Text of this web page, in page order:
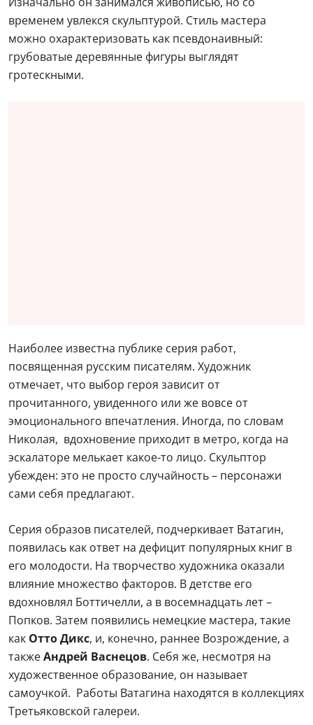
временем увлекся скульптурой. Стиль мастера
можно охарактеризовать как псевдонаивный:
грубоватые деревянные фигуры выглядят
гротескными.
Наиболее известна публике серия работ,
посвященная русским писателям. Художник
отмечает, что выбор героя зависит от
прочитанного, увиденного или же вовсе от
эмоционального впечатления. Иногда, по словам
Николая, вдохновение приходит в метро, когда на
эскалаторе мелькает какое-то лицо. Скульптор
убежден: это не просто случайность – персонажи
сами себя предлагают.
Серия образов писателей, подчеркивает Ватагин,
появилась как ответ на дефицит популярных книг в
его молодости. На творчество художника оказали
влияние множество факторов. В детстве его
вдохновлял Боттичелли, а в восемнадцать лет –
Попков. Затем появились немецкие мастера, такие
как Отто Дикс, и, конечно, раннее Возрождение, а
такжеАндрей Васнецов. Себя же, несмотря на
художественное образование, он называет
самоучкой. Работы Ватагина находятся в коллекциях
Третьяковской галереи.